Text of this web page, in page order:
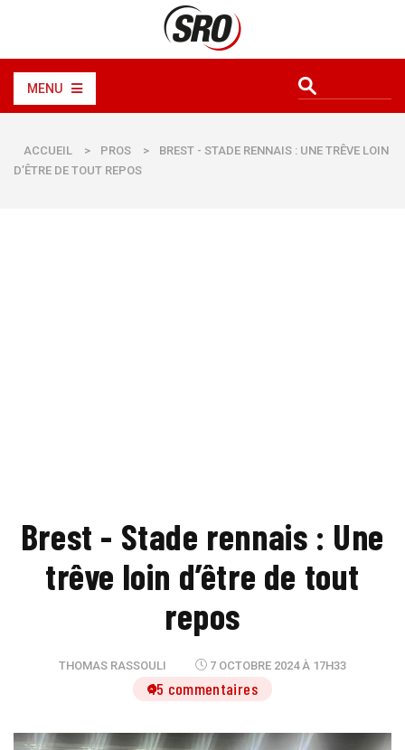
MENU
ACCUEIL > PROS >
BREST - STADE RENNAIS : UNE TRÊVE LOIN
D’ÊTRE DE TOUT REPOS
Brest - Stade rennais : Une
trêve loin d’être de tout
repos
THOMAS RASSOULI 7 OCTOBRE 2024 À 17H33
15 commentaires